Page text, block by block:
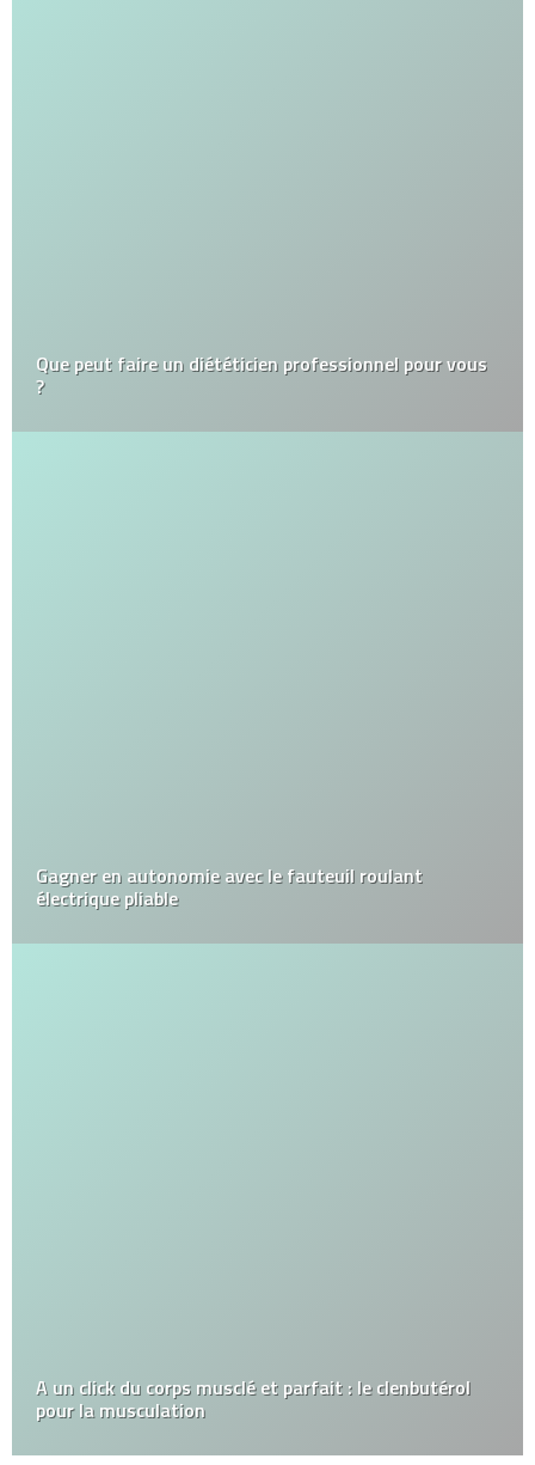
Que peut faire un diététicien professionnel pour vous
?
Gagner en autonomie avec le fauteuil roulant
électrique pliable
A un click du corps musclé et parfait : le clenbutérol
pour la musculation